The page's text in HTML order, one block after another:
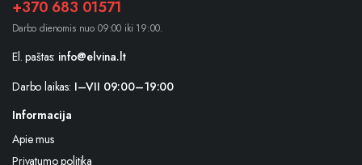
+370 683 01571
Darbo dienomis nuo 09:00 iki 19:00.
El. paštas: info@elvina.lt
Darbo laikas: I–VII 09:00–19:00
Informacija
Apie mus
Privatumo politika